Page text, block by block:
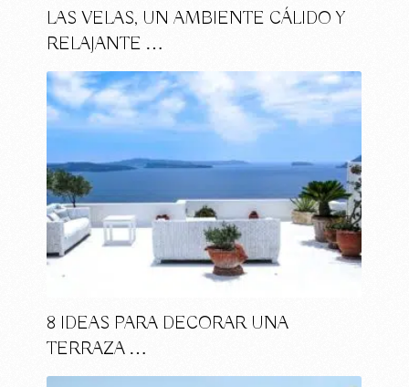
LAS VELAS, UN AMBIENTE CÁLIDO Y
RELAJANTE …
8 IDEAS PARA DECORAR UNA
TERRAZA …